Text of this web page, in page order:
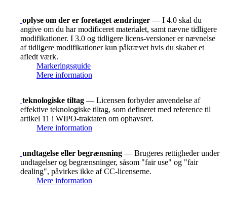
oplyse om der er foretaget ændringer — I 4.0 skal du
angive om du har modificeret materialet, samt nævne tidligere
modifikationer. I 3.0 og tidligere licens-versioner er nævnelse
af tidligere modifikationer kun påkrævet hvis du skaber et
afledt værk.
Markeringsguide
Mere information
teknologiske tiltag — Licensen forbyder anvendelse af
effektive teknologiske tiltag, som defineret med reference til
artikel 11 i WIPO-traktaten om ophavsret.
Mere information
undtagelse eller begrænsning — Brugeres rettigheder under
undtagelser og begrænsninger, såsom "fair use" og "fair
dealing", påvirkes ikke af CC-licenserne.
Mere information